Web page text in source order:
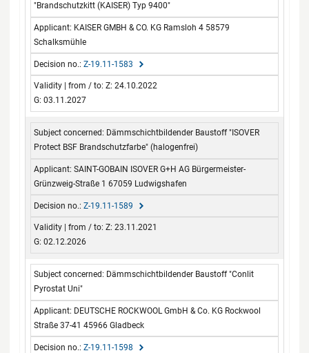
"Brandschutzkitt (KAISER) Typ 9400"
KAISER GMBH & CO. KG Ramsloh 4 58579
Schalksmühle
Z-19.11-1583
Z: 24.10.2022
G: 03.11.2027
Dämmschichtbildender Baustoff "ISOVER
Protect BSF Brandschutzfarbe" (halogenfrei)
SAINT-GOBAIN ISOVER G+H AG Bürgermeister-
Grünzweig-Straße 1 67059 Ludwigshafen
Z-19.11-1589
Z: 23.11.2021
G: 02.12.2026
Dämmschichtbildender Baustoff "Conlit
Pyrostat Uni"
DEUTSCHE ROCKWOOL GmbH & Co. KG Rockwool
Straße 37-41 45966 Gladbeck
Z-19.11-1598